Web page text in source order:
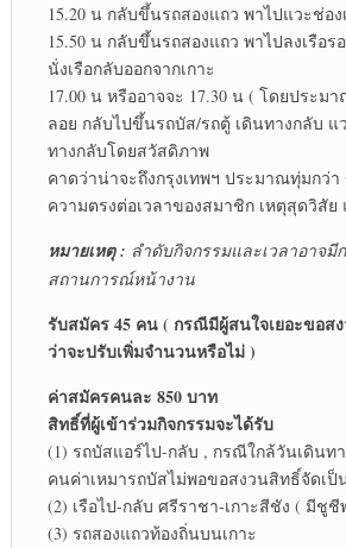
15.20 น กลับขึ้นรถสองแถว พาไปแวะช่อ
15.50 น กลับขึ้นรถสองแถว พาไปลงเรือร
นั่งเรือกลับออกจากเกาะ
17.00 น หรืออาจจะ 17.30 น ( โดยประม
ลอย กลับไปขึ้นรถบัส/รถตู้ เดินทางกลับ
ทางกลับโดยสวัสดิภาพ
คาดว่าน่าจะถึงกรุงเทพฯ ประมาณทุ่มกว่
ความตรงต่อเวลาของสมาชิก เหตุสุดวิสั
หมายเหตุ : ลำดับกิจกรรมและเวลาอาจมี
สถานการณ์หน้างาน
รับสมัคร 45 คน ( กรณีมีผู้สนใจเยอะขอส
ว่าจะปรับเพิ่มจำนวนหรือไม่ )
ค่าสมัครคนละ 850 บาท
สิทธิ์ที่ผู้เข้าร่วมกิจกรรมจะได้รับ
(1) รถบัสแอร์ไป-กลับ , กรณีใกล้วันเดินท
คนค่าเหมารถบัสไม่พอขอสงวนสิทธิ์จัดเป็
(2) เรือไป-กลับ ศรีราชา-เกาะสีชัง ( มีชูชี
(3) รถสองแถวท้องถิ่นบนเกาะ